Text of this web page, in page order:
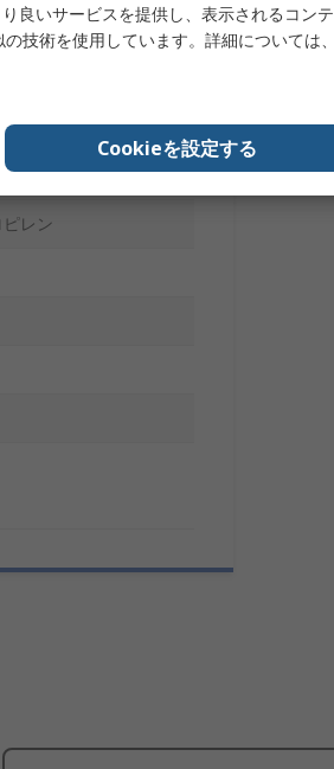
レン
良いサービスを提供し、表示されるコンテ
技術を使用しています。詳細については、
Cookieを設定する